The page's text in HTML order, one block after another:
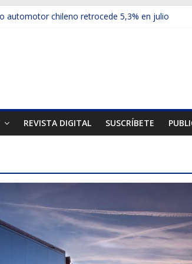
automotor chileno retrocede 5,3% en julio
ups presentó la recién estrenada Bolden en la
mercado internacional en lanzar la nueva Maxus
REVISTA DIGITAL SUSCRÍBETE